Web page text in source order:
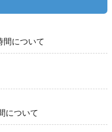
について
について